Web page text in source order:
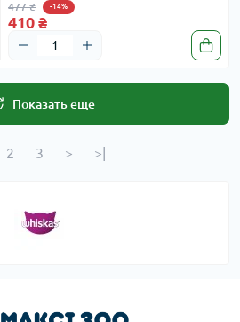
477 ₴ -14%
410 ₴
Показать еще
2 3 > >|